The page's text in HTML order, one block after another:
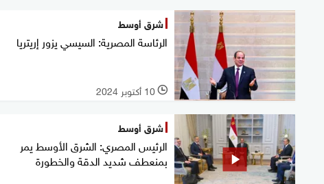
شرق أوسط
الرئاسة المصرية: السيسي يزور إريتريا
l 10 أكتوبر 2024
شرق أوسط
الرئيس المصري: الشرق الأوسط يمر
بمنعطف شديد الدقة والخطورة